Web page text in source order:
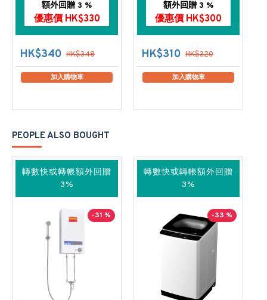
額外回贈 3 %
優惠價 HK$330
HK$340 HK$348
加入購物車
額外回贈 3 %
優惠價 HK$300
HK$310 HK$320
加入購物車
PEOPLE ALSO BOUGHT
轉數快或轉帳額外回贈
3%
-31 %
轉數快或轉帳額外回贈
3%
-33 %